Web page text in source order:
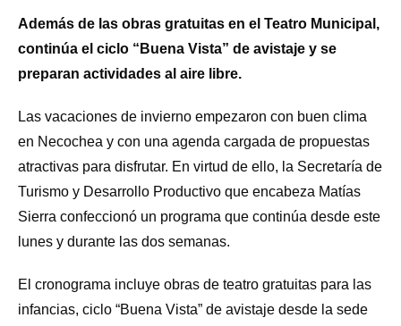
Además de las obras gratuitas en el Teatro Municipal,
continúa el ciclo “Buena Vista” de avistaje y se
preparan actividades al aire libre.
Las vacaciones de invierno empezaron con buen clima
en Necochea y con una agenda cargada de propuestas
atractivas para disfrutar. En virtud de ello, la Secretaría de
Turismo y Desarrollo Productivo que encabeza Matías
Sierra confeccionó un programa que continúa desde este
lunes y durante las dos semanas.
El cronograma incluye obras de teatro gratuitas para las
infancias, ciclo “Buena Vista” de avistaje desde la sede